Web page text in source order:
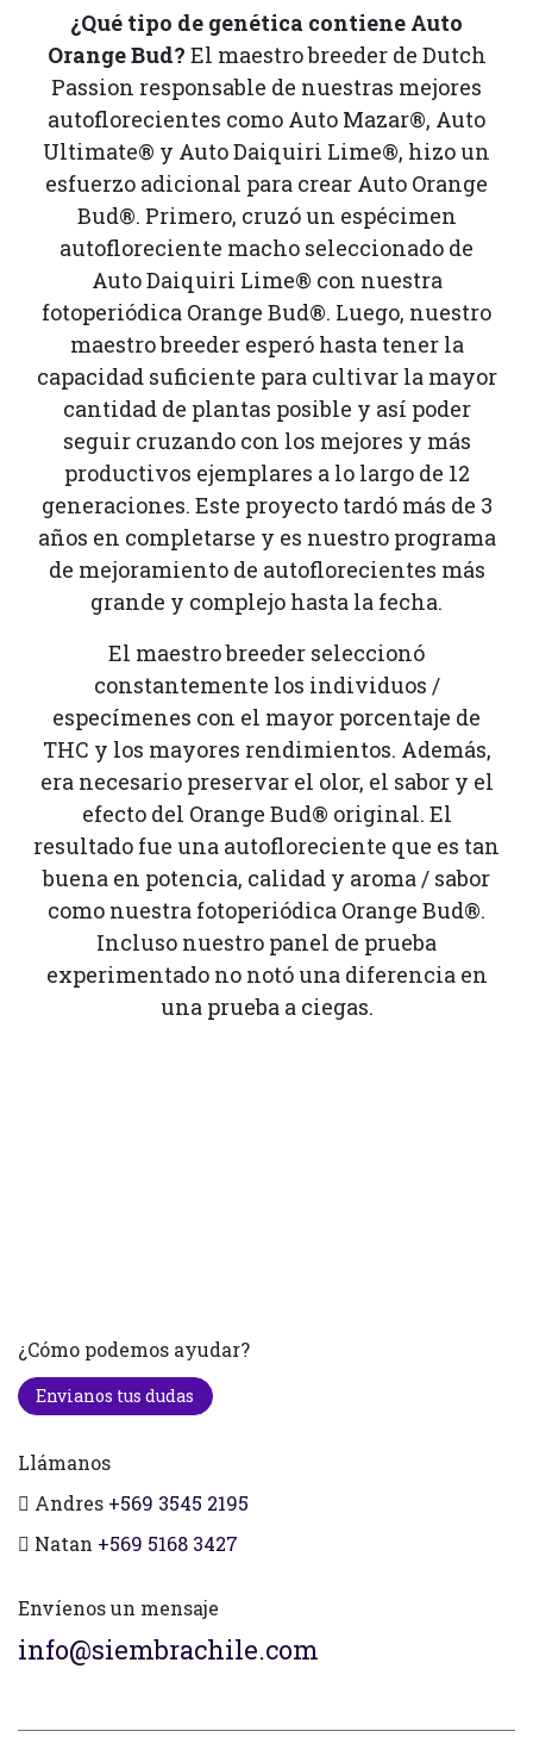
¿Qué tipo de genética contiene Auto
Orange Bud? El maestro breeder de Dutch
Passion responsable de nuestras mejores
autoflorecientes como Auto Mazar®, Auto
Ultimate® y Auto Daiquiri Lime®, hizo un
esfuerzo adicional para crear Auto Orange
Bud®. Primero, cruzó un espécimen
autofloreciente macho seleccionado de
Auto Daiquiri Lime® con nuestra
fotoperiódica Orange Bud®. Luego, nuestro
maestro breeder esperó hasta tener la
capacidad suficiente para cultivar la mayor
cantidad de plantas posible y así poder
seguir cruzando con los mejores y más
productivos ejemplares a lo largo de 12
generaciones. Este proyecto tardó más de 3
años en completarse y es nuestro programa
de mejoramiento de autoflorecientes más
grande y complejo hasta la fecha.
El maestro breeder seleccionó
constantemente los individuos /
especímenes con el mayor porcentaje de
THC y los mayores rendimientos. Además,
era necesario preservar el olor, el sabor y el
efecto del Orange Bud® original. El
resultado fue una autofloreciente que es tan
buena en potencia, calidad y aroma / sabor
como nuestra fotoperiódica Orange Bud®.
Incluso nuestro panel de prueba
experimentado no notó una diferencia en
una prueba a ciegas.
¿Cómo podemos ayudar?
Envianos tus dudas
Llámanos
Andres +569 3545 2195
Natan +569 5168 3427
Envíenos un mensaje
info@siembrachile.com